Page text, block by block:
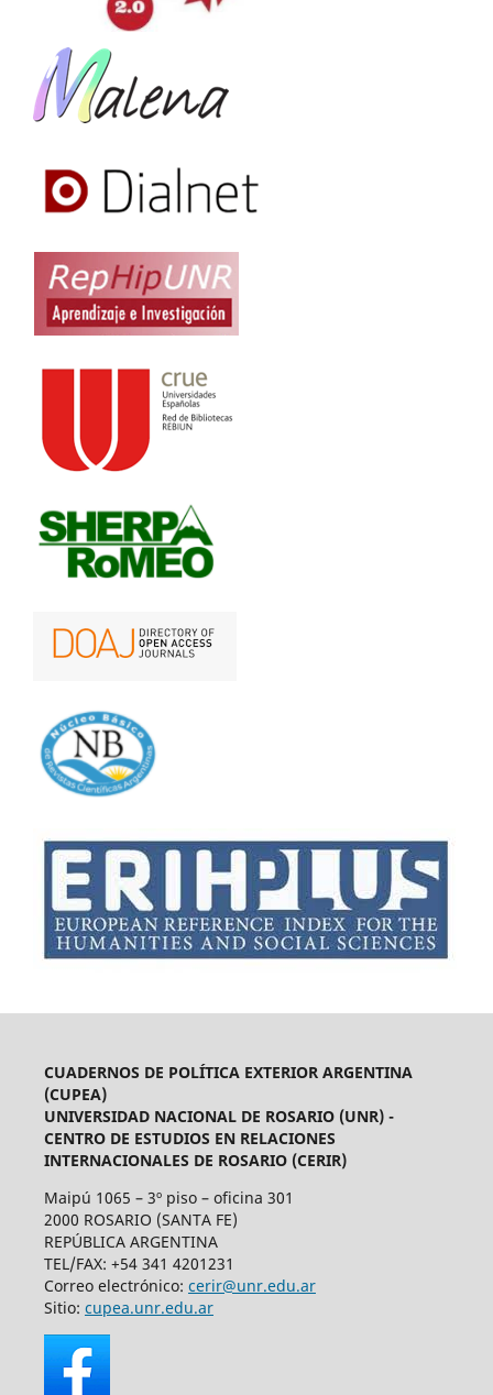
CUADERNOS DE POLÍTICA EXTERIOR ARGENTINA
(CUPEA)
UNIVERSIDAD NACIONAL DE ROSARIO (UNR) -
CENTRO DE ESTUDIOS EN RELACIONES
INTERNACIONALES DE ROSARIO (CERIR)
Maipú 1065 – 3º piso – oficina 301
2000 ROSARIO (SANTA FE)
REPÚBLICA ARGENTINA
TEL/FAX: +54 341 4201231
Correo electrónico: cerir@unr.edu.ar
Sitio: cupea.unr.edu.ar